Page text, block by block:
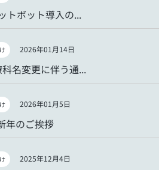
トボット導入の...
2026年01月14日
名変更に伴う通...
2026年01月5日
年のご挨拶
2025年12月4日